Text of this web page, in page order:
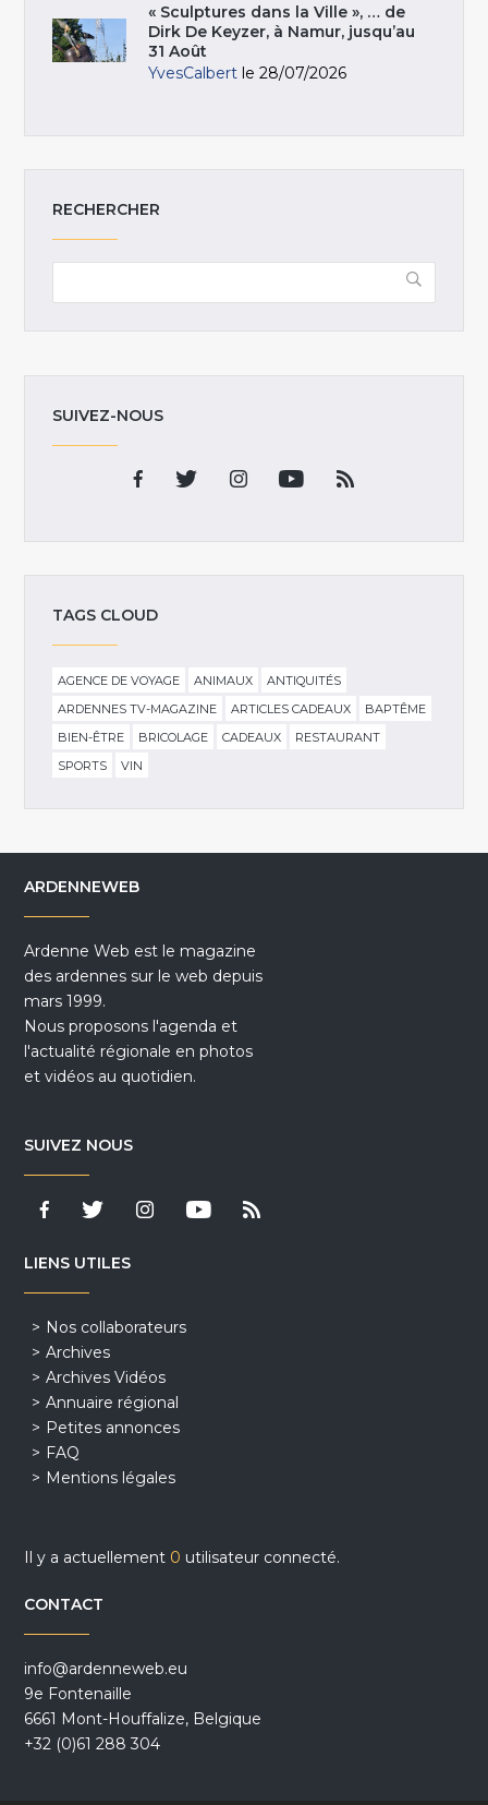
« Sculptures dans la Ville », … de
Dirk De Keyzer, à Namur, jusqu’au
31 Août
YvesCalbert le 28/07/2026
RECHERCHER
SUIVEZ-NOUS
TAGS CLOUD
AGENCE DE VOYAGE ANIMAUX
ANTIQUITÉS
ARDENNES TV-MAGAZINE
ARTICLES CADEAUX
BAPTÊME
BIEN-ÊTRE
BRICOLAGE CADEAUX
RESTAURANT
SPORTS
VIN
ARDENNEWEB
Ardenne Web est le magazine
des ardennes sur le web depuis
mars 1999.
Nous proposons l'agenda et
l'actualité régionale en photos
et vidéos au quotidien.
SUIVEZ NOUS
LIENS UTILES
Nos collaborateurs
Archives
Archives Vidéos
Annuaire régional
Petites annonces
FAQ
Mentions légales
Il y a actuellement 0 utilisateur connecté.
CONTACT
info@ardenneweb.eu
9e Fontenaille
6661 Mont-Houffalize, Belgique
+32 (0)61 288 304